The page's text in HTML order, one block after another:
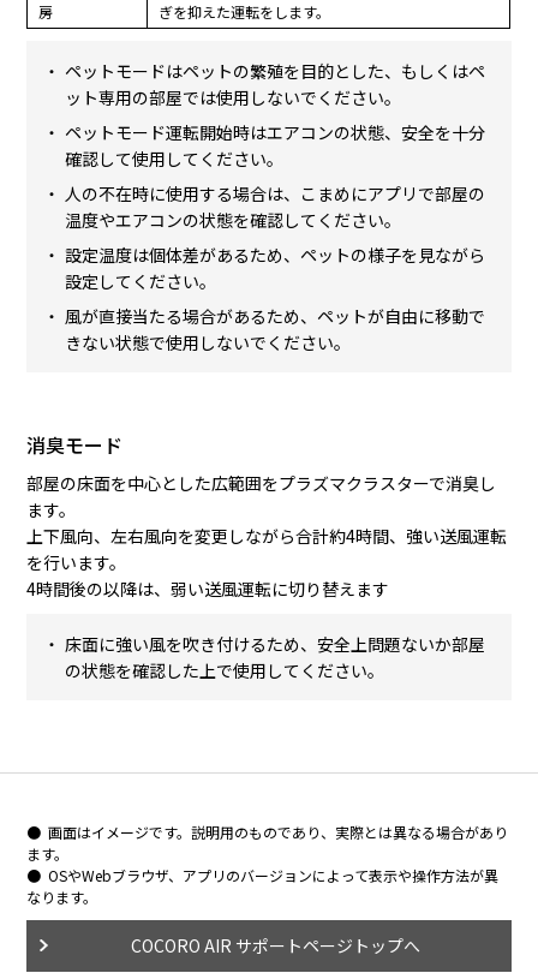
房
ぎを抑えた運転をします。
ペットモードはペットの繁殖を目的とした、もしくはペ
ット専用の部屋では使用しないでください。
ペットモード運転開始時はエアコンの状態、安全を十分
確認して使用してください。
人の不在時に使用する場合は、こまめにアプリで部屋の
温度やエアコンの状態を確認してください。
設定温度は個体差があるため、ペットの様子を見ながら
設定してください。
風が直接当たる場合があるため、ペットが自由に移動で
きない状態で使用しないでください。
消臭モード
部屋の床面を中心とした広範囲をプラズマクラスターで消臭し
ます。
上下風向、左右風向を変更しながら合計約4時間、強い送風運転
を行います。
4時間後の以降は、弱い送風運転に切り替えます
床面に強い風を吹き付けるため、安全上問題ないか部屋
の状態を確認した上で使用してください。
画面はイメージです。説明用のものであり、実際とは異なる場合があり
ます。
OSやWebブラウザ、アプリのバージョンによって表示や操作方法が異
なります。
COCORO AIR サポートページトップへ